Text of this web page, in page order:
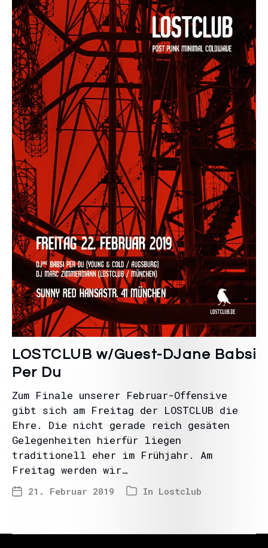
LOSTCLUB w/Guest-DJane Babsi
Per Du
Zum Finale unserer Februar-Offensive
gibt sich am Freitag der LOSTCLUB die
Ehre. Die nicht gerade reich gesäten
Gelegenheiten hierfür liegen
traditionell eher im Frühjahr. Am
Freitag werden wir…
21. Februar 2019 In Lostclub